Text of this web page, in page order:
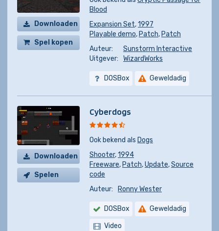
Downloaden
Spel kopen
Blood
Expansion Set,1997
Playable demo, Patch, Patch
Auteur:
Sunstorm Interactive
Uitgever:
WizardWorks
DOSBox Geweldadig
Downloaden
Spelen
Cyberdogs
Ook bekend als Dogs
Shooter,1994
Freeware, Patch,Update,Source
code
Auteur:
Ronny Wester
DOSBox Geweldadig
Video